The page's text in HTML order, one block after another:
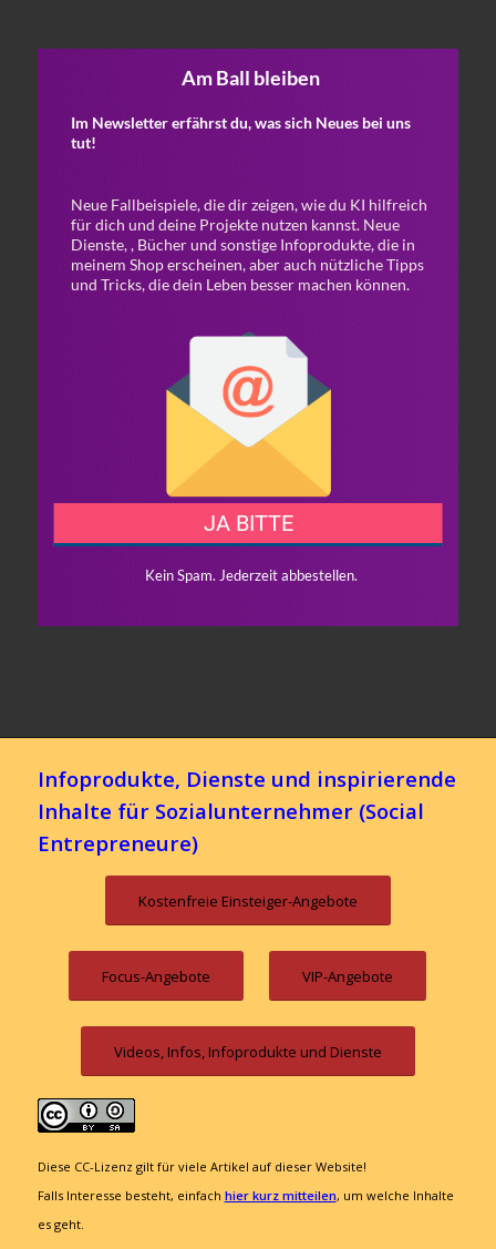
Infoprodukte, Dienste und inspirierende
Inhalte für Sozialunternehmer (Social
Entrepreneure)
Kostenfreie Einsteiger-Angebote
Focus-Angebote VIP-Angebote
Videos, Infos, Infoprodukte und Dienste
Diese CC-Lizenz gilt für viele Artikel auf dieser Website!
Falls Interesse besteht, einfach hier kurz mitteilen, um welche Inhalte
es geht.